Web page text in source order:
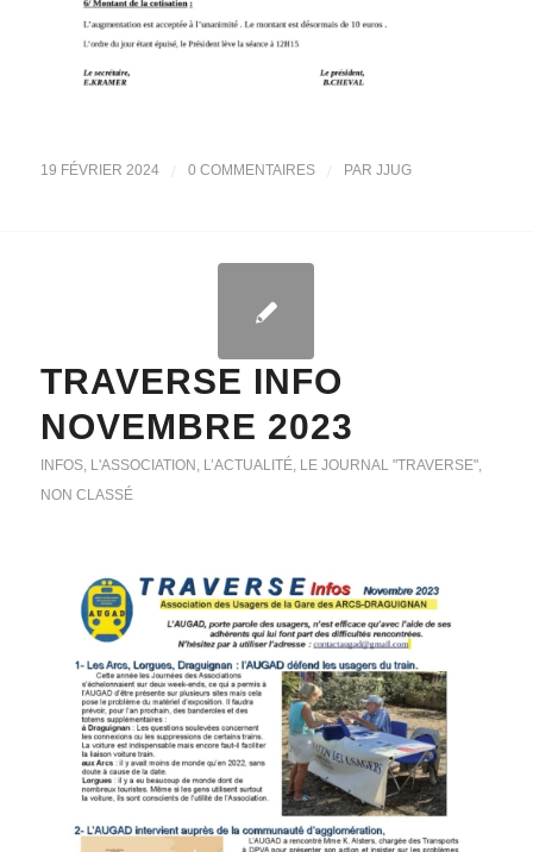
19 FÉVRIER 2024 / 0 COMMENTAIRES / PAR JJUG
TRAVERSE INFO
NOVEMBRE 2023
INFOS, L'ASSOCIATION , L’ACTUALITÉ, LE JOURNAL "TRAVERSE",
NON CLASSÉ